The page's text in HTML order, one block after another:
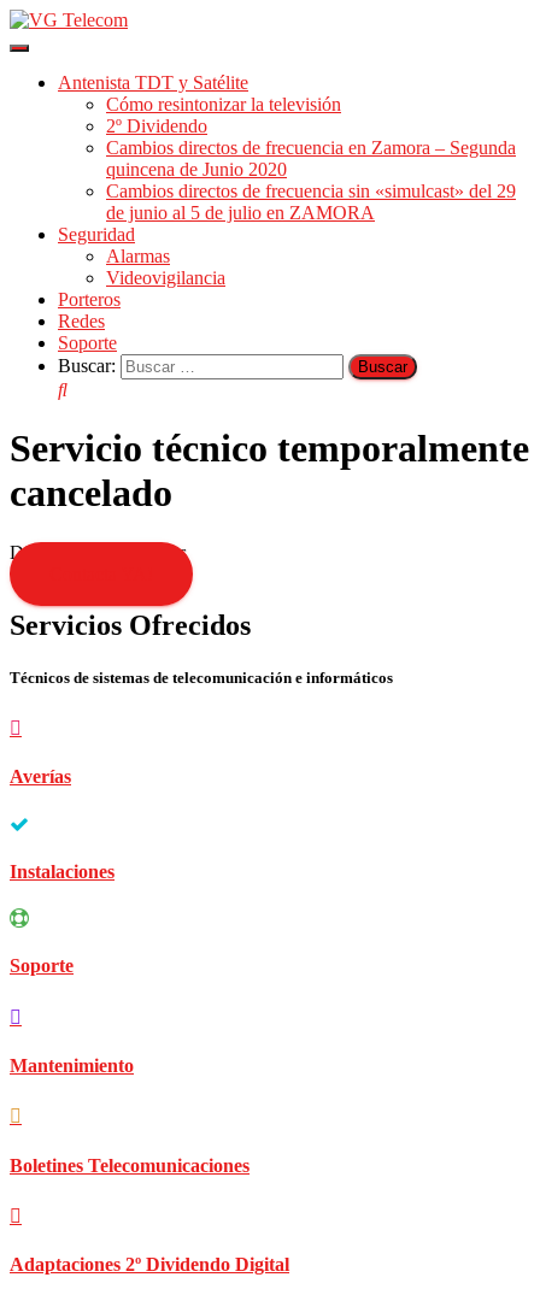
Cambiar
navegación
Antenista TDT y Satélite
Cómo resintonizar la televisión
2º Dividendo
Cambios directos de frecuencia en Zamora – Segunda
quincena de Junio 2020
Cambios directos de frecuencia sin «simulcast» del 29
de junio al 5 de julio en ZAMORA
Seguridad
Alarmas
Videovigilancia
Porteros
Redes
Soporte
Buscar:
Servicio técnico temporalmente
cancelado
Disculpen las molestias
Servicios Ofrecidos
Técnicos de sistemas de telecomunicación e informáticos
Averías
Instalaciones
Soporte
Mantenimiento
Boletines Telecomunicaciones
Adaptaciones 2º Dividendo Digital